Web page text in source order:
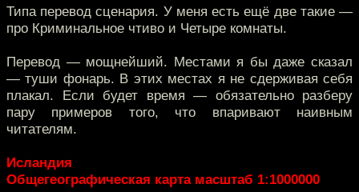
Типа перевод сценария. У меня есть ещё две такие —
про Криминальное чтиво и Четыре комнаты.
Перевод — мощнейший. Местами я бы даже сказал
— туши фонарь. В этих местах я не сдерживая себя
плакал. Если будет время — обязательно разберу
пару примеров того, что впаривают наивным
читателям.
Исландия
Общегеографическая карта масштаб 1:1000000